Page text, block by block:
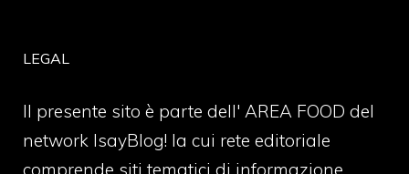
LEGAL
Il presente sito è parte dell' AREA FOOD del
network IsayBlog! la cui rete editoriale
comprende siti tematici di informazione